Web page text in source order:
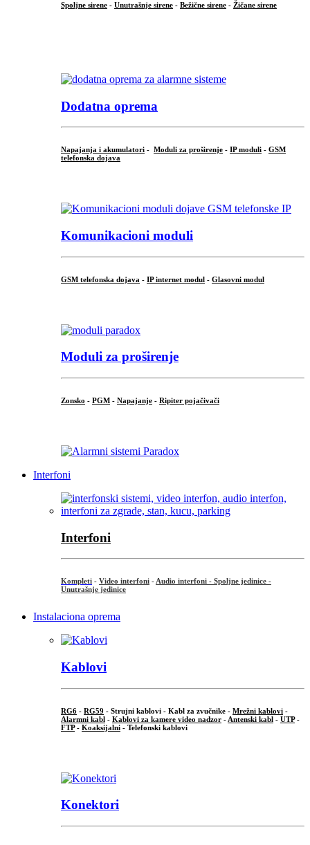
Spoljne sirene - Unutrašnje sirene - Bežične sirene - Žičane sirene
Dodatna oprema
Napajanja i akumulatori - Moduli za proširenje - IP moduli - GSM
telefonska dojava
Komunikacioni moduli
GSM telefonska dojava - IP internet modul - Glasovni modul
Moduli za proširenje
Zonsko - PGM - Napajanje - Ripiter pojačivači
Interfoni
Interfoni
Kompleti - Video interfoni - Audio interfoni - Spoljne jedinice -
Unutrašnje jedinice
Instalaciona oprema
Kablovi
RG6 - RG59 - Strujni kablovi - Kabl za zvučnike - Mrežni kablovi -
Alarmni kabl - Kablovi za kamere video nadzor - Antenski kabl - UTP-
FTP- Koaksijalni - Telefonski kablovi
Konektori